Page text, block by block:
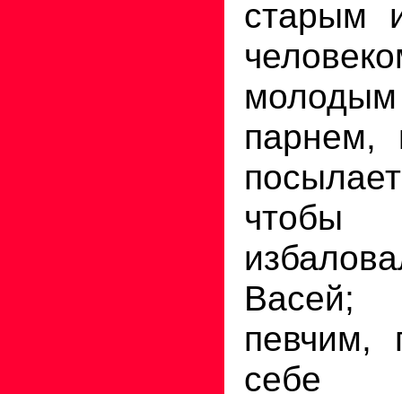
старым
парнем,
певчим,
себе